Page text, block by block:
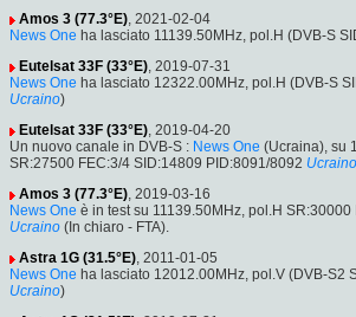
Amos 3 (77.3°E), 2021-02-04
News One ha lasciato 11139.50MHz, pol.H (DVB-S
Eutelsat 33F (33°E), 2019-07-31
News One ha lasciato 12322.00MHz, pol.H (DVB-S
Ucraino)
Eutelsat 33F (33°E), 2019-04-20
Un nuovo canale in DVB-S : News One (Ucraina), su
SR:27500 FEC:3/4 SID:14809 PID:8091/8092 Ucraino
Amos 3 (77.3°E), 2019-03-16
News One è in test su 11139.50MHz, pol.H
Ucraino (In chiaro - FTA).
Astra 1G (31.5°E), 2011-01-05
News One ha lasciato 12012.00MHz, pol.V (DVB-S2
Ucraino)